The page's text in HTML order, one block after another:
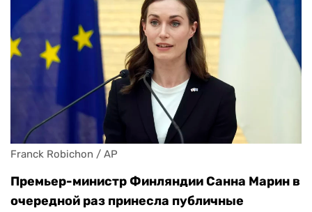
Franck Robichon / AP
Премьер-министр Финляндии Санна Марин в
очередной раз принесла публичные